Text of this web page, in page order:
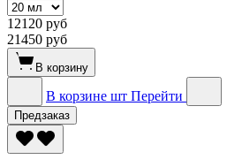
12120 руб
21450 руб
В корзину
В корзине шт Перейти
Предзаказ